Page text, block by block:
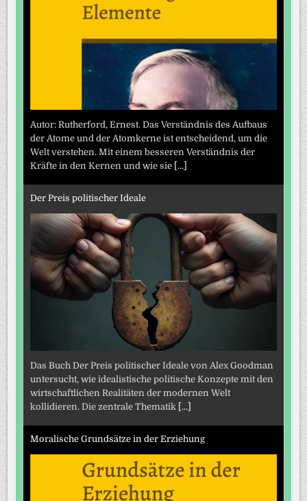
Autor: Rutherford, Ernest. Das Verständnis des Aufbaus
der Atome und der Atomkerne ist entscheidend, um die
Welt verstehen. Mit einem besseren Verständnis der
Kräfte in den Kernen und wie sie [...]
Der Preis politischer Ideale
Das Buch Der Preis politischer Ideale von Alex Goodman
untersucht, wie idealistische politische Konzepte mit den
wirtschaftlichen Realitäten der modernen Welt
kollidieren. Die zentrale Thematik [...]
Moralische Grundsätze in der Erziehung